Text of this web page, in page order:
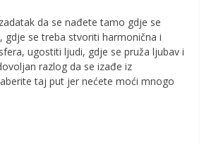
da se nađete tamo gdje se
gdje se treba stvoriti harmonična i
ugostiti ljudi, gdje se pruža ljubav i
razlog da se izađe iz
taj put jer nećete moći mnogo